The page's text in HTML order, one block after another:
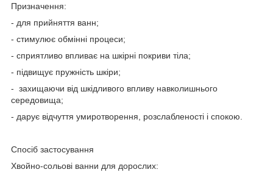
Призначення:
- для прийняття ванн;
- стимулює обмінні процеси;
- сприятливо впливає на шкірні покриви тіла;
- підвищує пружність шкіри;
- захищаючи від шкідливого впливу навколишнього
середовища;
- дарує відчуття умиротворення, розслабленості і спокою.
Спосіб застосування
Хвойно-сольові ванни для дорослих: